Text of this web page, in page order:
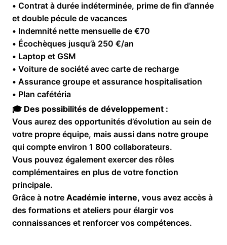
• Contrat à durée indéterminée, prime de fin d’année
et double pécule de vacances
• Indemnité nette mensuelle de €70
• Écochèques jusqu’à 250 €/an
• Laptop et GSM
• Voiture de société avec carte de recharge
• Assurance groupe et assurance hospitalisation
• Plan cafétéria
🎓 Des possibilités de développement :
Vous aurez des opportunités d’évolution au sein de
votre propre équipe, mais aussi dans notre groupe
qui compte environ 1 800 collaborateurs.
Vous pouvez également exercer des rôles
complémentaires en plus de votre fonction
principale.
Grâce à notre Académie interne, vous avez accès à
des formations et ateliers pour élargir vos
connaissances et renforcer vos compétences.